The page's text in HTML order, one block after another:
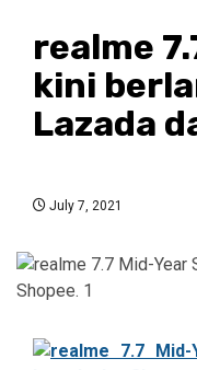
realme
kini
Lazada
July 7, 2021